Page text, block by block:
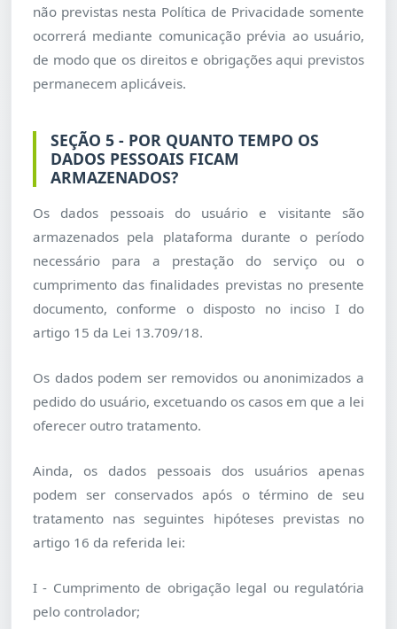
não previstas nesta Política de Privacidade somente
ocorrerá mediante comunicação prévia ao usuário,
de modo que os direitos e obrigações aqui previstos
permanecem aplicáveis.
SEÇÃO 5 - POR QUANTO TEMPO OS
DADOS PESSOAIS FICAM
ARMAZENADOS?
Os dados pessoais do usuário e visitante são
armazenados pela plataforma durante o período
necessário para a prestação do serviço ou o
cumprimento das finalidades previstas no presente
documento, conforme o disposto no inciso I do
artigo 15 da Lei 13.709/18.
Os dados podem ser removidos ou anonimizados a
pedido do usuário, excetuando os casos em que a lei
oferecer outro tratamento.
Ainda, os dados pessoais dos usuários apenas
podem ser conservados após o término de seu
tratamento nas seguintes hipóteses previstas no
artigo 16 da referida lei:
I - Cumprimento de obrigação legal ou regulatória
pelo controlador;